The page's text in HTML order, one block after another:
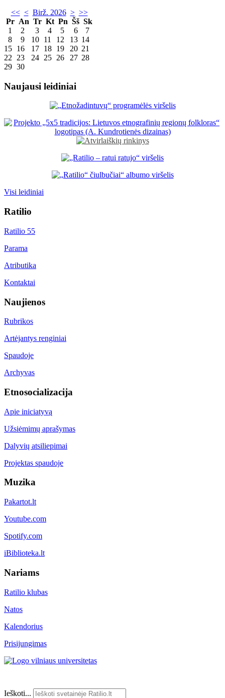
<< < Birž. 2026 > >>
Pr An Tr Kt Pn Šš Sk
1
2 3 4 5 6
7
8
9 10 11 12 13 14
15 16 17 18 19 20 21
22
23 24 25 26 27 28
29 30
Naujausi leidiniai
Visi leidiniai
Ratilio
Ratilio 55
Parama
Atributika
Kontaktai
Naujienos
Rubrikos
Artėjantys renginiai
Spaudoje
Archyvas
Etnosocializacija
Apie iniciatyvą
Užsiėmimų aprašymas
Dalyvių atsiliepimai
Projektas spaudoje
Muzika
Pakartot.lt
Youtube.com
Spotify.com
iBiblioteka.lt
Nariams
Ratilio klubas
Natos
Kalendorius
Prisijungimas
Ieškoti...